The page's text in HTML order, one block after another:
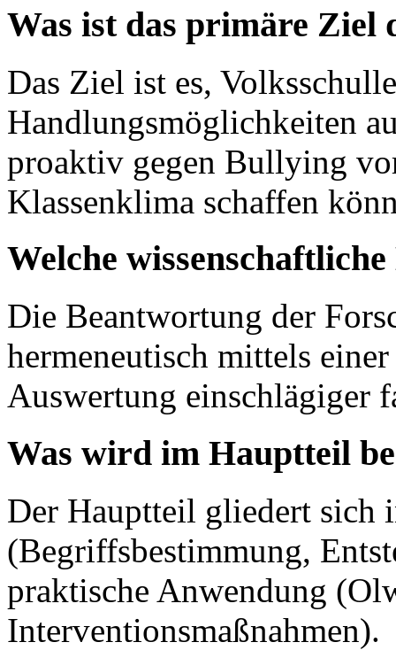
Was ist das primäre Ziel
Das Ziel ist es,
Handlungsmöglichkeiten
proaktiv gegen Bullying
Klassenklima schaffen
Welche
Die Beantwortung der
hermeneutisch mittels
Auswertung einschlägiger
Was wird im Hauptteil
Der Hauptteil gliedert sich
(Begriffsbestimmung,
praktische Anwendung
Interventionsmaßnahmen).